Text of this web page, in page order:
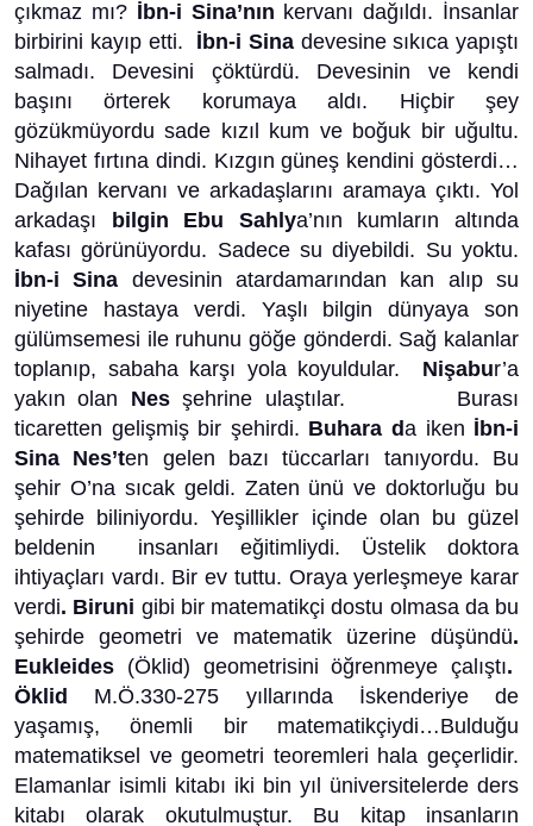
çıkmaz mı? İbn-i Sina’nın kervanı dağıldı. İnsanlar
birbirini kayıp etti. İbn-i Sinadevesine sıkıca yapıştı
salmadı. Devesini çöktürdü. Devesinin ve kendi
başını örterek korumaya aldı. Hiçbir şey
gözükmüyordu sade kızıl kum ve boğuk bir uğultu.
Nihayet fırtına dindi. Kızgın güneş kendini gösterdi…
Dağılan kervanı ve arkadaşlarını aramaya çıktı. Yol
arkadaşı
bilgin Ebu Sahlya’nın kumların altında
kafası görünüyordu. Sadece su diyebildi. Su yoktu.
İbn-i Sina devesinin atardamarından kan alıp su
niyetine hastaya verdi. Yaşlı bilgin dünyaya son
gülümsemesi ile ruhunu göğe gönderdi. Sağ kalanlar
toplanıp, sabaha karşı yola koyuldular. Nişabur’a
yakın olan Nesşehrine ulaştılar. Burası
ticaretten gelişmiş bir şehirdi. Buhara da iken İbn-i
Sina Nes’ten gelen bazı tüccarları tanıyordu. Bu
şehir O’na sıcak geldi. Zaten ünü ve doktorluğu bu
şehirde biliniyordu. Yeşillikler içinde olan bu güzel
beldenin insanları eğitimliydi. Üstelik doktora
ihtiyaçları vardı. Bir ev tuttu. Oraya yerleşmeye karar
verdi. Biruni gibi bir matematikçi dostu olmasa da bu
şehirde geometri ve matematik üzerine düşündü.
Eukleides (Öklid) geometrisini öğrenmeye çalıştı.
Öklid M.Ö.330-275 yıllarında İskenderiye de
yaşamış, önemli bir matematikçiydi…Bulduğu
matematiksel ve geometri teoremleri hala geçerlidir.
Elamanlar isimli kitabı iki bin yıl üniversitelerde ders
kitabı olarak okutulmuştur. Bu kitap insanların